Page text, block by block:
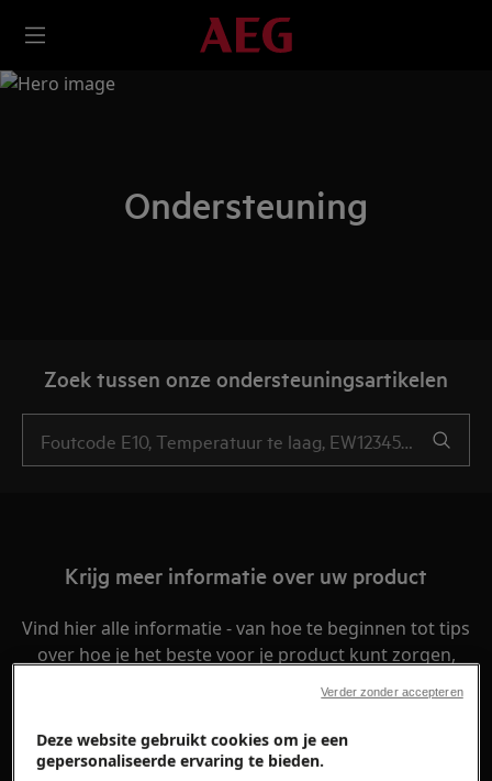
Ondersteuning
Zoek tussen onze ondersteuningsartikelen
Krijg meer informatie over uw product
Vind hier alle informatie - van hoe te beginnen tot tips
over hoe je het beste voor je product kunt zorgen,
Deze website gebruikt cookies om je een
gepersonaliseerde ervaring te bieden.
Verder zonder accepteren